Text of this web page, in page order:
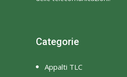
Categorie
Appalti TLC